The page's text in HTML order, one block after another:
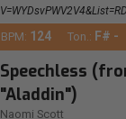
BPM: 124 Ton.: F# -
Speechless
"Aladdin")
Naomi Scott